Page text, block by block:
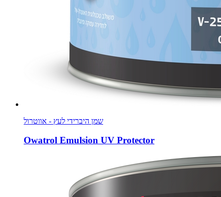
שמן היברידי לעץ - אווטרול
Owatrol Emulsion UV Protector